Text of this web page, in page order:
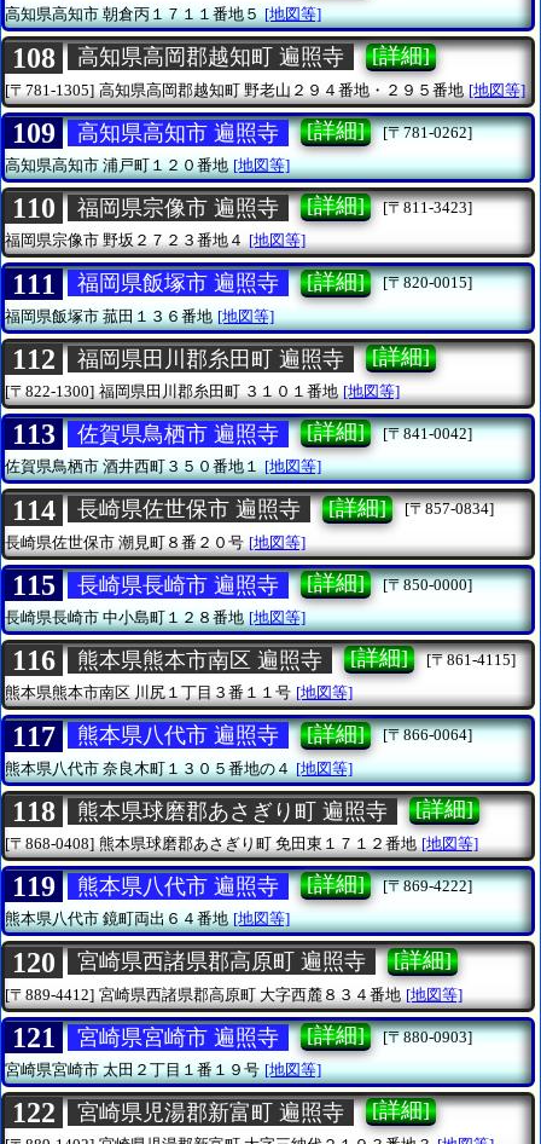
高知県高知市朝倉丙１７１１番地５ [地図等]
108 高知県高岡郡越知町 遍照寺 [詳細]
[〒781-1305] 高知県高岡郡越知町 野老山２９４番地・２９５番地 [地図等]
109 高知県高知市 遍照寺 [詳細]
[〒781-0262]
高知県高知市浦戸町１２０番地 [地図等]
110 福岡県宗像市 遍照寺 [詳細]
[〒811-3423]
福岡県宗像市野坂２７２３番地４ [地図等]
111 福岡県飯塚市 遍照寺 [詳細]
[〒820-0015]
福岡県飯塚市菰田１３６番地 [地図等]
112 福岡県田川郡糸田町 遍照寺 [詳細]
[〒822-1300] 福岡県田川郡糸田町３１０１番地 [地図等]
113 佐賀県鳥栖市 遍照寺 [詳細]
[〒841-0042]
佐賀県鳥栖市酒井西町３５０番地１ [地図等]
114 長崎県佐世保市 遍照寺 [詳細]
[〒857-0834]
長崎県佐世保市 潮見町８番２０号 [地図等]
115 長崎県長崎市 遍照寺 [詳細]
[〒850-0000]
長崎県長崎市中小島町１２８番地 [地図等]
116 熊本県熊本市南区 遍照寺 [詳細]
[〒861-4115]
熊本県熊本市南区川尻１丁目３番１１号 [地図等]
117 熊本県八代市 遍照寺 [詳細]
[〒866-0064]
熊本県八代市奈良木町１３０５番地の４ [地図等]
118 熊本県球磨郡あさぎり町 遍照寺 [詳細]
[〒868-0408] 熊本県球磨郡あさぎり町免田東１７１２番地 [地図等]
119 熊本県八代市 遍照寺 [詳細]
[〒869-4222]
熊本県八代市鏡町両出６４番地 [地図等]
120 宮崎県西諸県郡高原町 遍照寺 [詳細]
[〒889-4412] 宮崎県西諸県郡高原町 大字西麓８３４番地 [地図等]
121 宮崎県宮崎市 遍照寺 [詳細]
[〒880-0903]
宮崎県宮崎市太田２丁目１番１９号 [地図等]
122 宮崎県児湯郡新富町 遍照寺 [詳細]